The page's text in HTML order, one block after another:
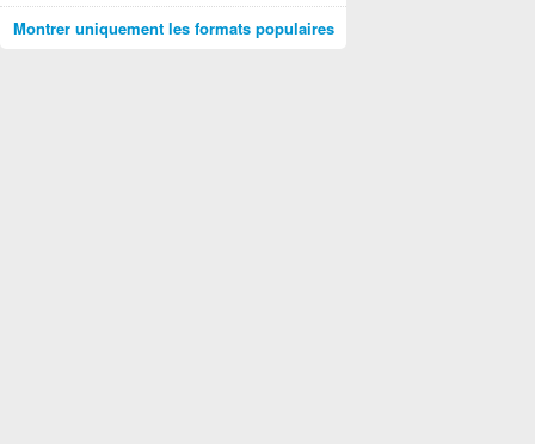
Montrer uniquement les formats populaires